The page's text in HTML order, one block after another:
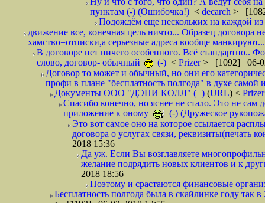
пунктам (-) (Ошибочка!) < decarch >
Подождём еще нескольких на каждой из
движение все, конечная цель ничто... Образец договора
хамство=отписки,а серьезные адреса вообще
В договоре нет ничего особенного. Всё стандартно..
слово, договор- обычный
(-) < Prizer> [1092] 06-
Договор то может и обычный, но они его
профи в плане "бесплатность полгода" в духе
Документы ООО "ДЭНИ КОЛЛ" (+) (URL) <
Спасибо конечно, но яснее не стало. Это не сам
приложение к оному
(-) (Дружеское
Это вот самое оно на которое ссылается
договора о услугах связи, реквизиты(печать
2018 15:36
Да уж. Если Вы возглавляете
желание подрядить новых клиентов и к
2018 18:56
Поэтому и срастаются финансовые
Бесплатность полгода была в скайлинке году